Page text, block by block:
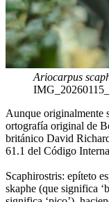
Ariocarpus
Aunque originalmente
ortografía original de
británico David
61.1 del Código
Scaphirostris: epíteto
skaphe (que significa